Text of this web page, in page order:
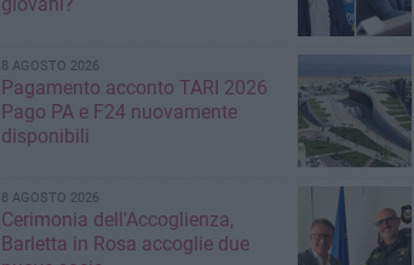
8 AGOSTO 2026
Pagamento acconto TARI 2026
Pago PA e F24 nuovamente
disponibili
8 AGOSTO 2026
Cerimonia dell'Accoglienza,
Barletta in Rosa accoglie due